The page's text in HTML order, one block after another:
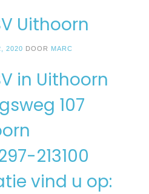
Uithoorn
2020 DOOR MARC
in Uithoorn
107
213100
vind u op: